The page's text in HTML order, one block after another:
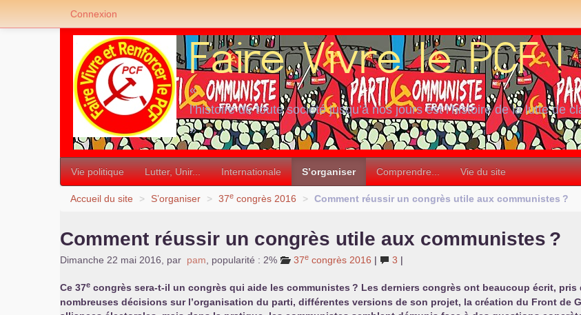
«
l’histoire de toute société jusqu’à nos jours est l’histoire de la lutte de
»
Vie politique Lutter, Unir... Internationale S’organiser Comprendre... Vie du site
Accueil du site > S’organiser > 37e congrès 2016 > Comment réussir un congrès utile aux communistes ?
Comment réussir un congrès utile aux communistes ?
Dimanche 22 mai 2016 par pam popularité : 2% 37e congrès 2016 | 3 |
Ce 37e congrès sera-t-il un congrès qui aide les communistes ? Les derniers congrès ont beaucoup écrit, pris
nombreuses décisions sur l’organisation du parti, différentes versions de son projet, la création du Front de
Connexion